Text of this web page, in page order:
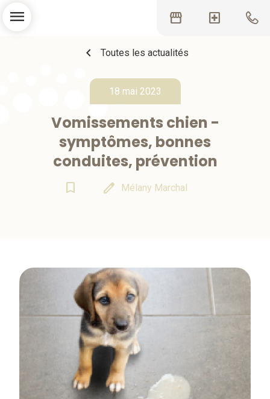
storefront local_hospital
menu
chevron_left Toutes les actualités
18 mai 2023
Vomissements chien -
symptômes, bonnes
conduites, prévention
bookmark_border edit Mélany Marchal